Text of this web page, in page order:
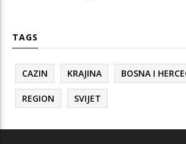
TAGS
CAZIN KRAJINA BOSNA I
REGION SVIJET